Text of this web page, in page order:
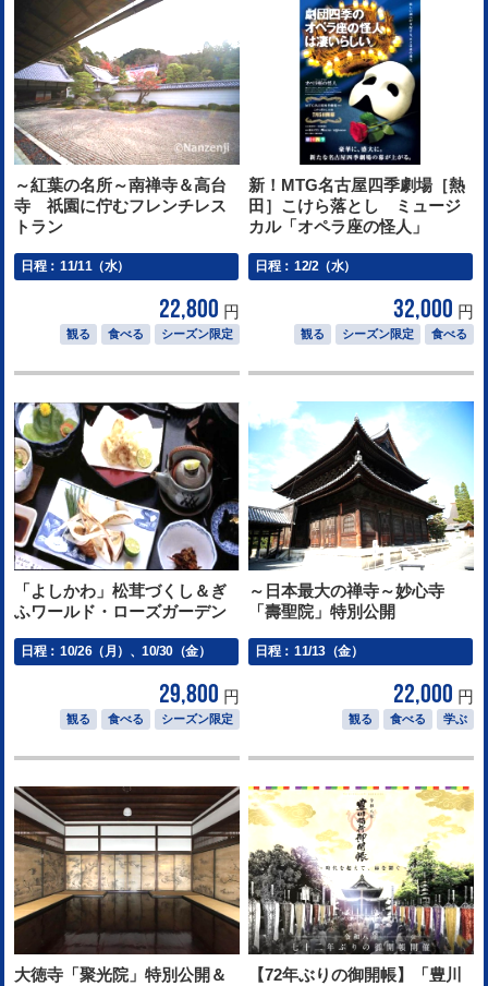
～紅葉の名所～南禅寺＆高台
寺 祇園に佇むフレンチレス
トラン
日程： 11/11（水）
22,800 円
観る 食べる シーズン限定
新！MTG名古屋四季劇場［熱
田］こけら落とし ミュージ
カル「オペラ座の怪人」
日程： 12/2（水）
32,000 円
観る シーズン限定 食べる
「よしかわ」松茸づくし＆ぎ
ふワールド・ローズガーデン
日程： 10/26（月）、10/30（金）
29,800 円
観る 食べる シーズン限定
～日本最大の禅寺～妙心寺
「壽聖院」特別公開
日程： 11/13（金）
22,000 円
観る 食べる 学ぶ
大徳寺「聚光院」特別公開＆
【72年ぶりの御開帳】「豊川